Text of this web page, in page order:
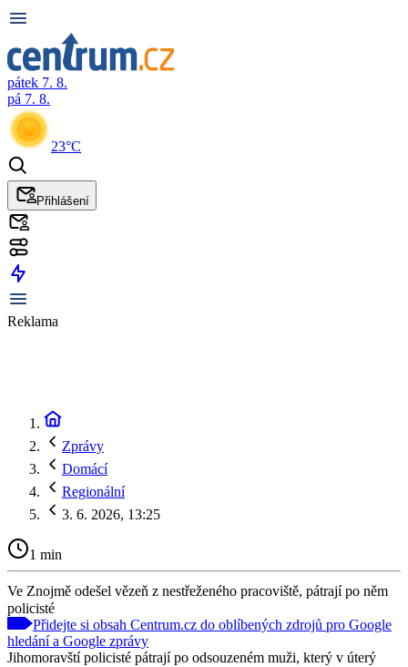
pátek 7. 8.
pá 7. 8.
23°C
Přihlášení
Reklama
Zprávy
Domácí
Regionální
3. 6. 2026, 13:25
1 min
Ve Znojmě odešel vězeň z nestřeženého pracoviště, pátrají po něm
policisté
Přidejte si obsah Centrum.cz do oblíbených zdrojů pro Google
hledání a Google zprávy
Jihomoravští policisté pátrají po odsouzeném muži, který v úterý